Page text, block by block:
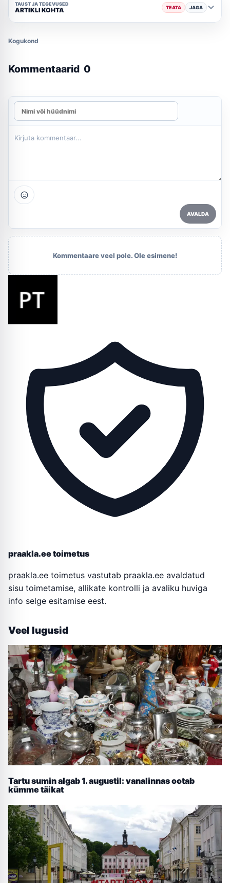
TAUST JA TEGEVUSED
ARTIKLI KOHTA TEATA JAGA
Kogukond
Kommentaarid 0
AVALDA
Kommentaare veel pole. Ole esimene!
praakla.ee toimetus
praakla.ee toimetus vastutab praakla.ee avaldatud
sisu toimetamise, allikate kontrolli ja avaliku huviga
info selge esitamise eest.
Veel lugusid
Tartu sumin algab 1. augustil: vanalinnas ootab
kümme täikat